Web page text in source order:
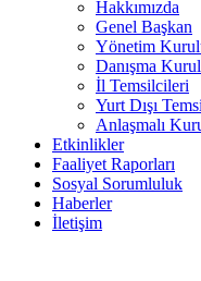
Hakkımızda
Genel Başkan
Yönetim
Danışma
İl Temsilcileri
Yurt Dışı
Anlaşmalı
Etkinlikler
Faaliyet Raporları
Sosyal Sorumluluk
Haberler
İletişim